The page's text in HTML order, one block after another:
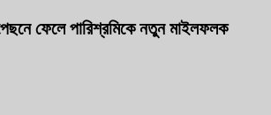
ফেলে পারিশ্রমিকে নতুন মাইলফলক